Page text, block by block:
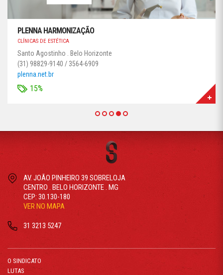
PLENNA HARMONIZAÇÃO
CLÍNICAS DE ESTÉTICA
Santo Agostinho . Belo Horizonte
(31) 98829-9140 / 3564-6909
plenna.net.br
15%
AV. JOÃO PINHEIRO 39 SOBRELOJA
CENTRO . BELO HORIZONTE . MG
CEP: 30.130-180
VER NO MAPA
31 3213 5247
O SINDICATO
LUTAS